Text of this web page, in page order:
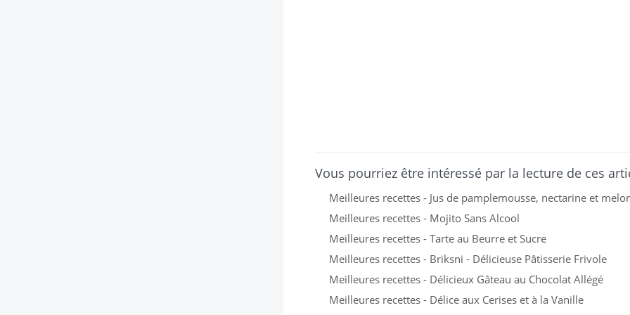
Vous pourriez être intéressé par la lecture de ces
Meilleures recettes - Jus de pamplemousse, nectarine et
Meilleures recettes - Mojito Sans Alcool
Meilleures recettes - Tarte au Beurre et Sucre
Meilleures recettes - Briksni - Délicieuse Pâtisserie Frivole
Meilleures recettes - Délicieux Gâteau au Chocolat Allégé
Meilleures recettes - Délice aux Cerises et à la Vanille